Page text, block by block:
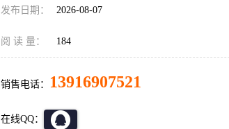
发布日期： 2026-08-07
阅 读 量： 184
销售电话： 13916907521
在线QQ：